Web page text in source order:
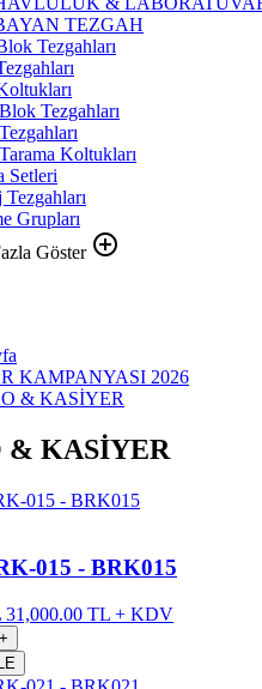
TEZGAH
Tezgahları
Tezgahları
Koltukları
Setleri
Grupları
Göster control_point
KAMPANYASI 2026
& KASİYER
& KASİYER
015 - BRK015
31,000.00 TL + KDV